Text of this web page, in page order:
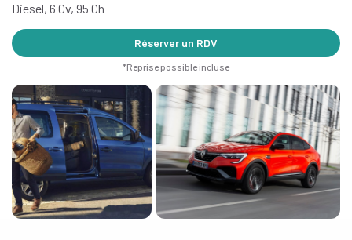
Diesel, 6 Cv, 95 Ch
Réserver un RDV
*Reprise possible incluse